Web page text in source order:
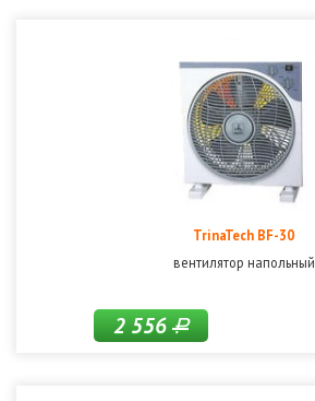
TrinaTech BF-30
вентилятор напольный
2 556Р